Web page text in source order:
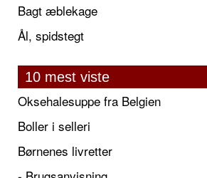
Bagt æblekage
Ål, spidstegt
10 mest viste
Oksehalesuppe fra Belgien
Boller i selleri
Børnenes livretter